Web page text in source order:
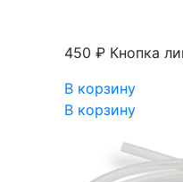
450 ₽ Кнопка
В корзину
В корзину